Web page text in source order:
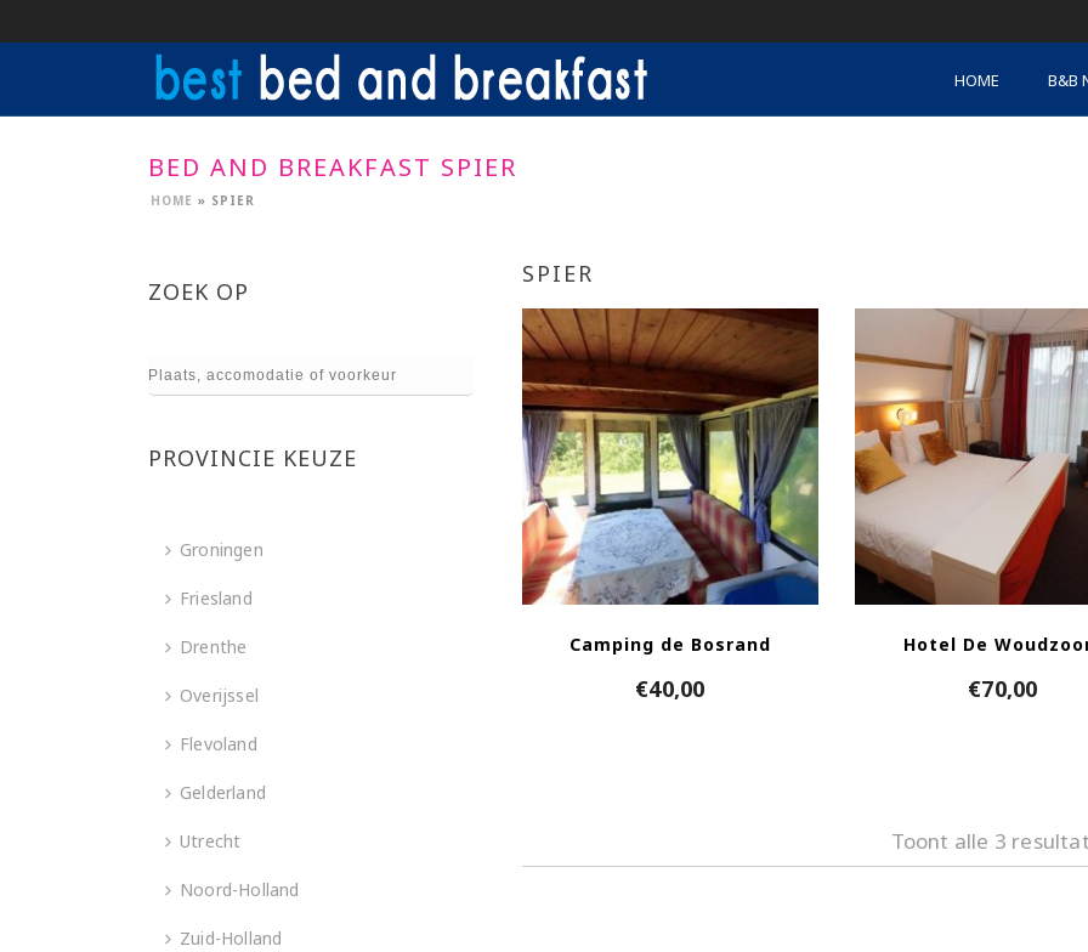
HOME B&B
BED AND BREAKFAST SPIER
HOME » SPIER
SPIER
Camping de Bosrand
€40,00
Hotel De
€70,00
Toont alle 3
ZOEK OP
PROVINCIE KEUZE
Groningen
Friesland
Drenthe
Overijssel
Flevoland
Gelderland
Utrecht
Noord-Holland
Zuid-Holland